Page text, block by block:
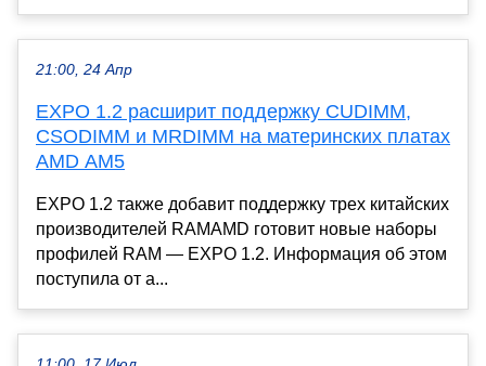
21:00, 24 Апр
EXPO 1.2 расширит поддержку CUDIMM,
CSODIMM и MRDIMM на материнских платах
AMD AM5
EXPO 1.2 также добавит поддержку трех китайских
производителей RAMAMD готовит новые наборы
профилей RAM — EXPO 1.2. Информация об этом
поступила от а...